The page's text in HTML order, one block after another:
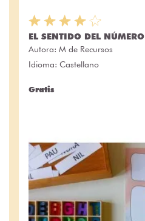
EL SENTIDO DEL NÚMERO
Autora: M de Recursos
Idioma: Castellano
Gratis